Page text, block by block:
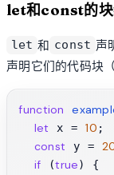
let和const的块
let 和 const 声
声明它们的代码块
function
let x = 10 ;
const y =
if (true) {